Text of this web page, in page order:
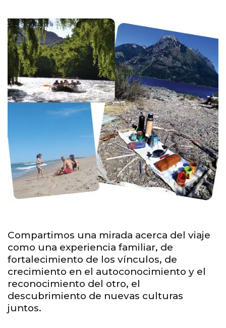
Compartimos una mirada acerca del viaje
como una experiencia familiar, de
fortalecimiento de los vínculos, de
crecimiento en el autoconocimiento y el
reconocimiento del otro, el
descubrimiento de nuevas culturas
juntos.